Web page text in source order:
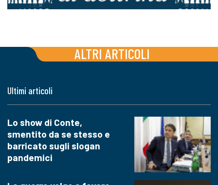
ALTRI ARTICOLI
Ultimi articoli
Lo show di Conte,
smentito da se stesso e
barricato sugli slogan
pandemici